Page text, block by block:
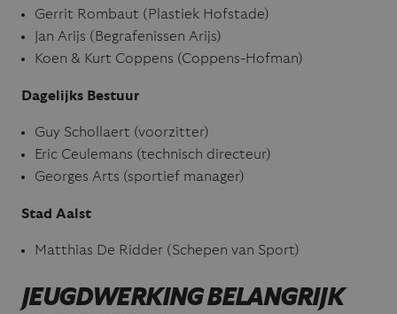
Gerrit Rombaut (Plastiek Hofstade)
Jan Arijs (Begrafenissen Arijs)
Koen & Kurt Coppens (Coppens-Hofman)
Dagelijks Bestuur
Guy Schollaert (voorzitter)
Eric Ceulemans (technisch directeur)
Georges Arts (sportief manager)
Stad Aalst
Matthias De Ridder (Schepen van Sport)
JEUGDWERKING BELANGRIJK